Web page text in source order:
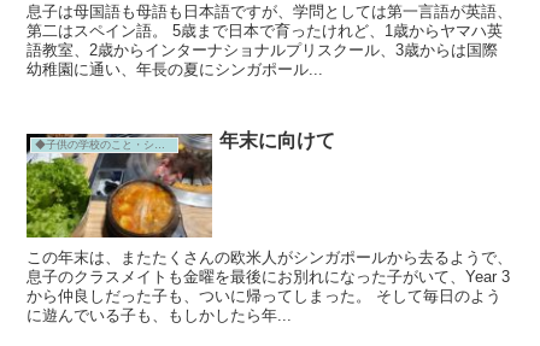
息子は母国語も母語も日本語ですが、学問としては第一言語が英語、
第二はスペイン語。 5歳まで日本で育ったけれど、1歳からヤマハ英
語教室、2歳からインターナショナルプリスクール、3歳からは国際
幼稚園に通い、年長の夏にシンガポール...
年末に向けて
この年末は、またたくさんの欧米人がシンガポールから去るようで、
息子のクラスメイトも金曜を最後にお別れになった子がいて、Year 3
から仲良しだった子も、ついに帰ってしまった。 そして毎日のよう
に遊んでいる子も、もしかしたら年...